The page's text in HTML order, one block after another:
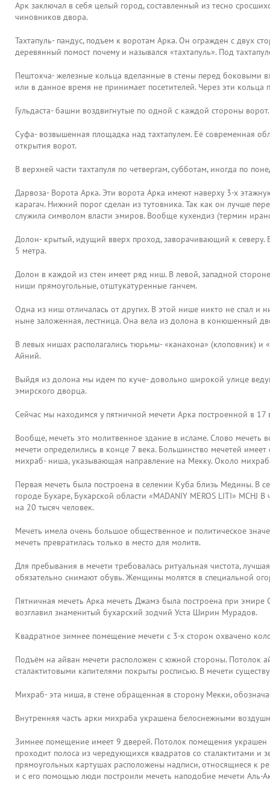
Арк заключал в себя целый город, составленный из тесно
чиновников двора.
Тахтапуль- пандус, подъем к воротам Арка. Он огражден с двух
деревянный помост почему и назывался «тахтапуль». Под
Пештокча- железные кольца вделанные в стены перед боковыми
или в данное время не принимает посетителей. Через эти
Гульдаста- башни воздвигнутые по одной с каждой стороны ворот.
Суфа- возвышенная площадка над тахтапулем. Её современная
открытия ворот.
В верхней части тахтапуля по четвергам, субботам, иногда по
Дарвоза- Ворота Арка. Эти ворота Арка имеют наверху 3-х
карагач. Нижний порог сделан из тутовника. Так как он лучше
служила символом власти эмиров. Вообще кухендиз (термин
Долон- крытый, идущий вверх проход, заворачивающий к
5 метра.
Долон в каждой из стен имеет ряд ниш. В левой, западной
ниши прямоугольные, отштукатуренные ганчем.
Одна из ниш отличалась от других. В этой нише никто не спал и
ныне заложенная, лестница. Она вела из долона в конюшенный
В левых нишах располагались тюрьмы- «канахона» (клоповник)
Айний.
Выйдя из долона мы идем по куче- довольно широкой улице
эмирского дворца.
Сейчас мы находимся у пятничной мечети Арка построенной в 17
Вообще, мечеть это молитвенное здание в исламе. Слово мечеть
мечети определились в конце 7 века. Большинство мечетей
михраб- ниша, указывающая направление на Мекку. Около
Первая мечеть была построена в селении Куба близь Медины. В
городе Бухаре, Бухарской области «MADANIY MEROS LITI»
на 20 тысяч человек.
Мечеть имела очень большое общественное и политическое
мечеть превратилась только в место для молитв.
Для пребывания в мечети требовалась ритуальная чистота,
обязательно снимают обувь. Женщины молятся в специальной
Пятничная мечеть Арка мечеть Джамэ была построена при
возглавил знаменитый бухарский зодчий Уста Ширин Мурадов.
Квадратное зимнее помещение мечети с 3-х сторон охвачено
Подъём на айван мечети расположен с южной стороны. Потолок
сталактитовыми капителями покрыты росписью. В мечети
Михраб- эта ниша, в стене обращенная в сторону Мекки,
Внутренняя часть арки михраба украшена белоснежными
Зимнее помещение имеет 9 дверей. Потолок помещения украшен
проходит полоса из чередующихся квадратов со сталактитами
прямоугольных картушах расположены надписи, относящиеся к
и с его помощью люди построили мечеть наподобие мечети Аль-